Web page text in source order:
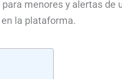
menores y alertas
la plataforma.